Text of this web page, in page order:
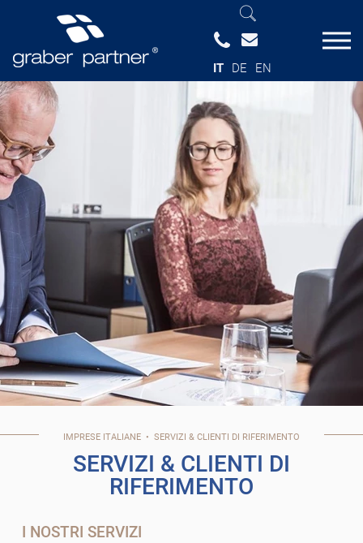
IT DE EN
IMPRESE ITALIANE • SERVIZI & CLIENTI DI RIFERIMENTO
SERVIZI & CLIENTI DI
RIFERIMENTO
I NOSTRI SERVIZI